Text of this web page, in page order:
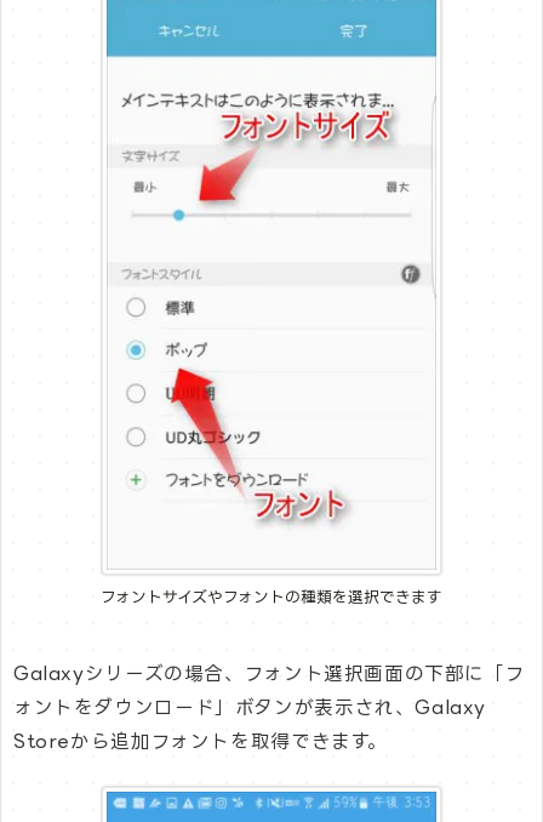
フォントサイズやフォントの種類を選択できます
Galaxyシリーズの場合、フォント選択画面の下部に「フ
ォントをダウンロード」ボタンが表示され、Galaxy
Storeから追加フォントを取得できます。